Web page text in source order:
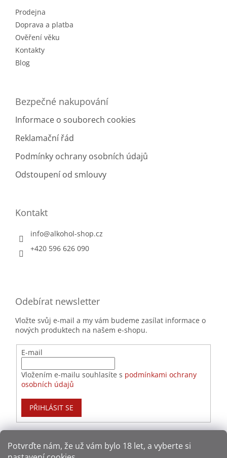
Potvrďte nám​​, že už vám bylo 18 let, a vyberte si
Prodejna
Doprava a platba
Ověření věku
Kontakty
Blog
Bezpečné nakupování
Informace o souborech cookies
Reklamační řád
Podmínky ochrany osobních údajů
Odstoupení od smlouvy
Kontakt
info@alkohol-shop.cz
+420 596 626 090
Odebírat newsletter
Vložte svůj e-mail a my vám budeme zasílat informace o
nových produktech na našem e-shopu.
E-mail
Vložením e-mailu souhlasíte s podmínkami ochrany
osobních údajů
PŘIHLÁSIT SE